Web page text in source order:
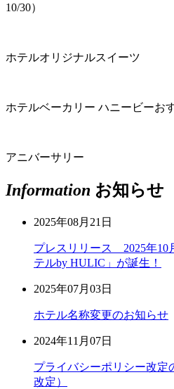
10/30）
ホテルオリジナルスイーツ
ホテルベーカリー ハニービーお
アニバーサリー
Information お知らせ
2025年08月21日
プレスリリース 2025年10
テルby HULIC」が誕生！
2025年07月03日
ホテル名称変更のお知らせ
2024年11月07日
プライバシーポリシー改定
改定）